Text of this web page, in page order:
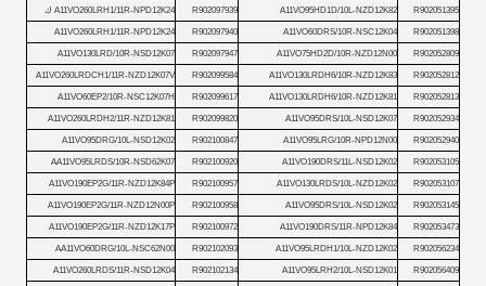
R902051395
A11VO95HD1D/10L-NZD12K82
R902097939 A11VO260LRH1/11R-NPD12K24 ك
R902051398
A11VO60DRS/10R-NSC12K04
R902097940
A11VO260LRH1/11R-NPD12K24
R902052809
A11VO75HD2D/10R-NZD12N00
R902097947
A11VO130LRD/10R-NSD12K07
R902052812
A11VO130LRDH6/10R-NZD12K83
R902099584
A11VO260LRDCH1/11R-NZD12K07V
R902052813
A11VO130LRDH6/10R-NZD12K81
R902099617
A11VO60EP2/10R-NSC12K07H
R902052934
A11VO95DRS/10L-NSD12K07
R902099820
A11VO260LRDH2/11R-NZD12K81
R902052940
A11VO95LRG/10R-NPD12N00
R902100847
A11VO95DRG/10L-NSD12K02
R902053105
A11VO190DRS/11L-NSD12K02
R902100920
AA11VO95LRDS/10R-NSD62K07
R902053107
A11VO130LRDS/10L-NZD12K02
R902100957
A11VO190EP2G/11R-NZD12K84P
R902053145
A11VO95DRS/10L-NSD12K02
R902100958
A11VO190EP2G/11R-NZD12N00P
R902053473
A11VO190DRS/11R-NPD12K84
R902100972
A11VO190EP2G/11R-NZD12K17P
R902056234
A11VO95LRDH1/10L-NZD12K02
R902102093
AA11VO60DRG/10L-NSC62N00
R902056409
A11VO95LRH2/10L-NSD12K01
R902102134
A11VO260LRDS/11R-NSD12K04